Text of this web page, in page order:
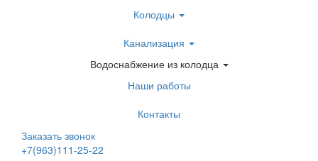
Колодцы
Канализация
Водоснабжение из колодца
Наши работы
Контакты
Заказать звонок
+7(963)111-25-22